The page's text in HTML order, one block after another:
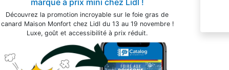
marque à prix mini chez Lidl !
Découvrez la promotion incroyable sur le foie gras de
canard Maison Monfort chez Lidl du 13 au 19 novembre !
Luxe, goût et accessibilité à prix réduit.